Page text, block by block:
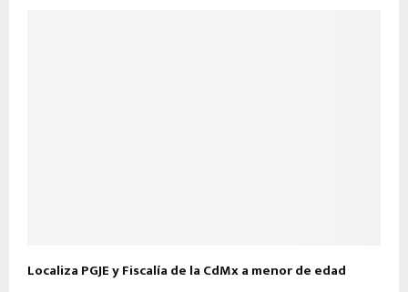
Localiza PGJE y Fiscalía de la CdMx a menor de edad